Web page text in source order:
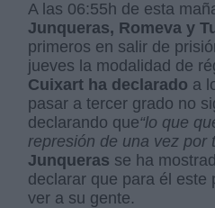
A las 06:55h de esta
Junqueras, Romeva y
primeros en salir de
jueves la modalidad de
Cuixart ha declarado a
pasar a tercer grado no
declarando que“lo que
represión de una vez por
Junqueras se ha
declarar que para él este
ver a su gente.